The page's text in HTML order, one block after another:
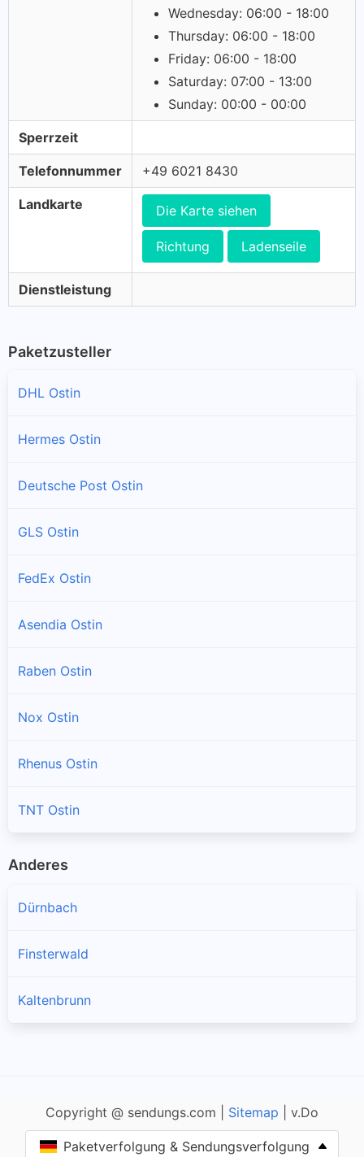
Wednesday: 06:00 - 18:00
Thursday: 06:00 - 18:00
Friday: 06:00 - 18:00
Saturday: 07:00 - 13:00
Sunday: 00:00 - 00:00
Sperrzeit
Telefonnummer +49 6021 8430
Landkarte Die Karte siehen
Richtung Ladenseile
Dienstleistung
Paketzusteller
DHL Ostin
Hermes Ostin
Deutsche Post Ostin
GLS Ostin
FedEx Ostin
Asendia Ostin
Raben Ostin
Nox Ostin
Rhenus Ostin
TNT Ostin
Anderes
Dürnbach
Finsterwald
Kaltenbrunn
Copyright @ sendungs.com | Sitemap | v.Do
Paketverfolgung & Sendungsverfolgung